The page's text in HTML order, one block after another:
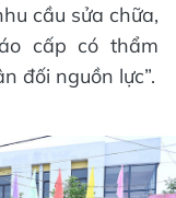
cầu sửa chữa,
cấp có thẩm
đối nguồn lực”.